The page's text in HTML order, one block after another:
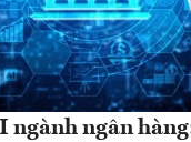
ngành ngân